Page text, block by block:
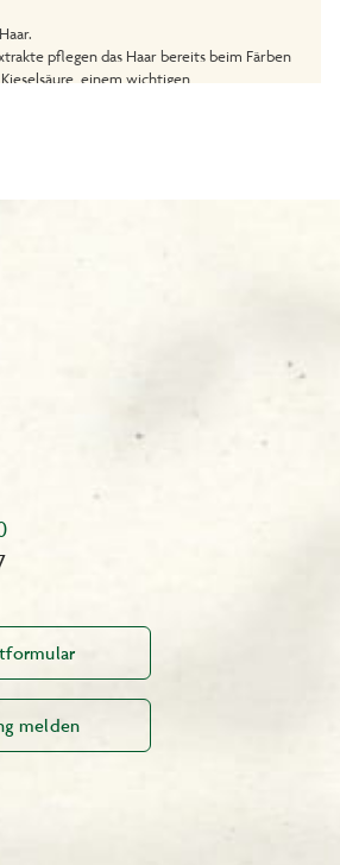
pflegen das Haar bereits beim Färben
einem wichtigen
55 ml
55 ml
15 ml
Beratungstelefon: 0180 - 2403600
ggf. abweichend).
E-Mail: sanotint@wschoenenberger.de
melden